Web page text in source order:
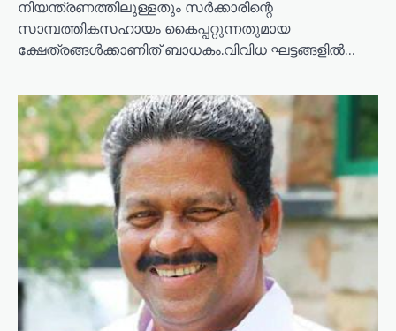
നിയന്ത്രണത്തിലുള്ളതും സർക്കാരിന്റെ
സാമ്പത്തികസഹായം കൈപ്പറ്റുന്നതുമായ
ക്ഷേത്രങ്ങൾക്കാണിത് ബാധകം.വിവിധ ഘട്ടങ്ങളിൽ…